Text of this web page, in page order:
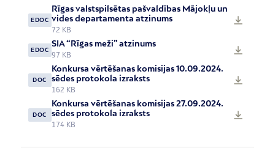
EDOC
Rīgas valstspilsētas pašvaldības Mājokļu un
vides departamenta atzinums
72 KB
EDOC
SIA “Rīgas meži” atzinums
97 KB
DOC
Konkursa vērtēšanas komisijas 10.09.2024.
sēdes protokola izraksts
162 KB
DOC
Konkursa vērtēšanas komisijas 27.09.2024.
sēdes protokola izraksts
174 KB